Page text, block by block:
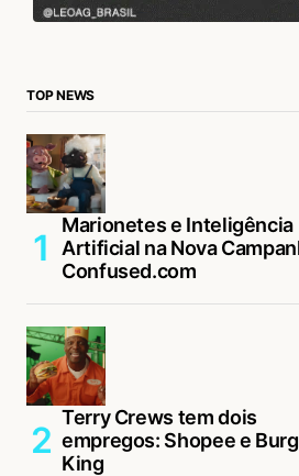
TOP NEWS
Marionetes e Inteligência
Artificial na Nova
Confused.com
Terry Crews tem dois
empregos: Shopee e
King